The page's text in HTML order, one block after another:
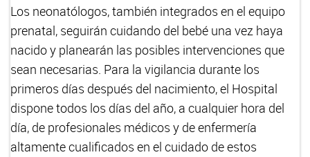
Los neonatólogos, también integrados en el equipo
prenatal, seguirán cuidando del bebé una vez haya
nacido y planearán las posibles intervenciones que
sean necesarias. Para la vigilancia durante los
primeros días después del nacimiento, el Hospital
dispone todos los días del año, a cualquier hora del
día, de profesionales médicos y de enfermería
altamente cualificados en el cuidado de estos